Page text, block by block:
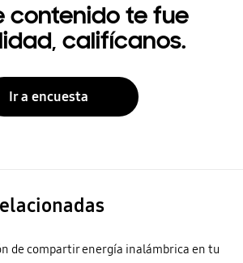
contenido te fue
califícanos.
Ir a encuesta
de compartir energía inalámbrica en tu